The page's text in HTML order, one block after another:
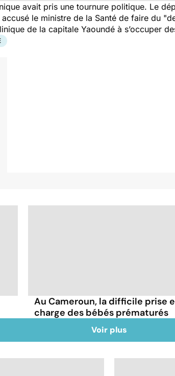
avait pris une tournure politique. Le
le ministre de la Santé de faire du
de la capitale Yaoundé à s’occuper
Au Cameroun, la difficile prise
charge des bébés prématurés
Voir plus